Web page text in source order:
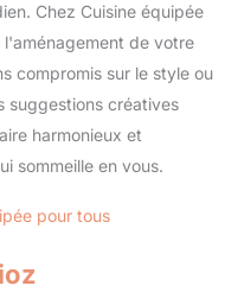
Chez Cuisine équipée
de votre
compromis sur le style ou
suggestions créatives
harmonieux et
sommeille en vous.
pour tous